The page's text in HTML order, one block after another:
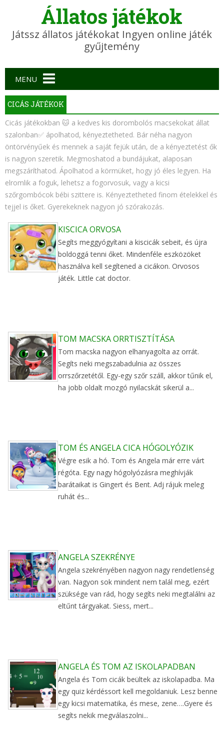
Állatos játékok
Játssz állatos játékokat Ingyen online játék
gyűjtemény
Main menu
MENU
CICÁS JÁTÉKOK
Cicás játékokban 🐱 a kedves kis dorombolós macsekokat állat
szalonban✅ ápolhatod, kényeztetheted. Bár néha nagyon
öntörvényűek és mennek a saját fejük után, de a kényeztetést ők
is nagyon szeretik. Megmoshatod a bundájukat, alaposan
megszáríthatod. Ápolhatod a körmüket, hogy jó éles legyen. Ha
elromlik a foguk, lehetsz a fogorvosuk, vagy a kicsi
szőrgombócok bébi szittere is. Kényeztetheted finom ételekkel és
tejjel is őket. Gyerekeknek nagyon jó szórakozás.
KISCICA ORVOSA
Segíts meggyógyítani a kiscicák sebeit, és újra
boldoggá tenni őket. Mindenféle eszközöket
használva kell segítened a cicákon. Orvosos
játék. Little cat doctor.
TOM MACSKA ORRTISZTÍTÁSA
Tom macska nagyon elhanyagolta az orrát.
Segíts neki megszabadulnia az összes
orrszőrzetétől. Egy-egy szőr száll, akkor tűnik el,
ha jobb oldalt mozgó nyilacskát sikerül a...
TOM ÉS ANGELA CICA HÓGOLYÓZIK
Végre esik a hó. Tom és Angela már erre várt
régóta. Egy nagy hógolyózásra meghívják
barátaikat is Gingert és Bent. Adj rájuk meleg
ruhát és...
ANGELA SZEKRÉNYE
Angela szekrényében nagyon nagy rendetlenség
van. Nagyon sok mindent nem talál meg, ezért
szüksége van rád, hogy segíts neki megtalálni az
eltűnt tárgyakat. Siess, mert...
ANGELA ÉS TOM AZ ISKOLAPADBAN
Angela és Tom cicák beültek az iskolapadba. Ma
egy quiz kérdéssort kell megoldaniuk. Lesz benne
egy kicsi matematika, és mese, zene….Gyere és
segíts nekik megválaszolni...